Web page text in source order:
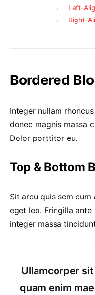
Left-
Right-
Bordered
Integer nullam
donec magnis massa
Dolor porttitor eu.
Top & Bottom
Sit arcu quis sem cum
eget leo. Fringilla ante
integer massa
Ullamcorper
quam enim